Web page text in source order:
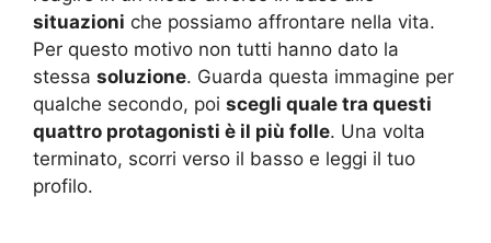
situazioni che possiamo affrontare nella vita.
Per questo motivo non tutti hanno dato la
stessa soluzione. Guarda questa immagine per
qualche secondo, poi scegli quale tra questi
quattro protagonisti è il più folle. Una volta
terminato, scorri verso il basso e leggi il tuo
profilo.